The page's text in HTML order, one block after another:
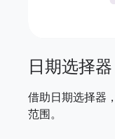
日期选择器
借助日期选择器
范围。